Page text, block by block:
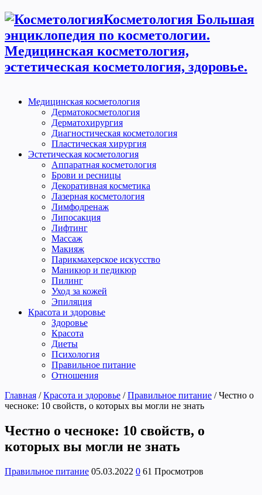
Косметология Большая
энциклопедия по косметологии.
Медицинская косметология,
эстетическая косметология, здоровье.
Медицинская косметология
Дерматокосметология
Дерматохирургия
Диагностическая косметология
Пластическая хирургия
Эстетическая косметология
Аппаратная косметология
Брови и ресницы
Декоративная косметика
Лазерная косметология
Лимфодренаж
Липосакция
Лифтинг
Массаж
Макияж
Парикмахерское искусство
Маникюр и педикюр
Пилинг
Уход за кожей
Эпиляция
Красота и здоровье
Здоровье
Красота
Диеты
Психология
Правильное питание
Отношения
Главная / Красота и здоровье / Правильное питание / Честно о
чесноке: 10 свойств, о которых вы могли не знать
Честно о чесноке: 10 свойств, о
которых вы могли не знать
Правильное питание 05.03.2022 0 61 Просмотров